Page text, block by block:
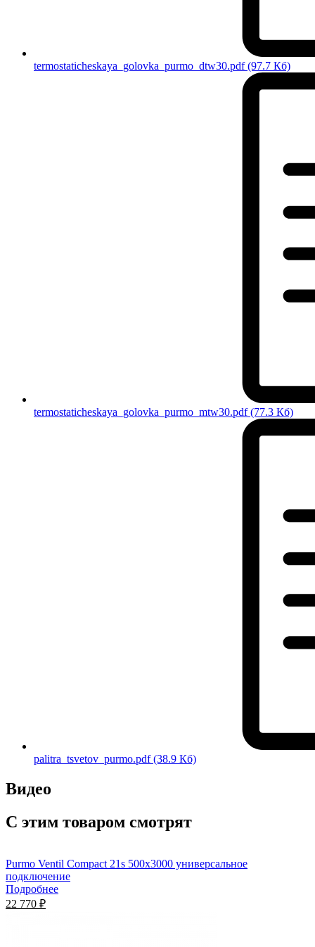
termostaticheskaya_golovka_purmo_dtw30.pdf(97.7 Кб)
termostaticheskaya_golovka_purmo_mtw30.pdf(77.3 Кб)
palitra_tsvetov_purmo.pdf(38.9 Кб)
Видео
С этим товаром смотрят
Purmo Ventil Compact 21s 500х3000 универсальное
подключение
Подробнее
22 770 ₽